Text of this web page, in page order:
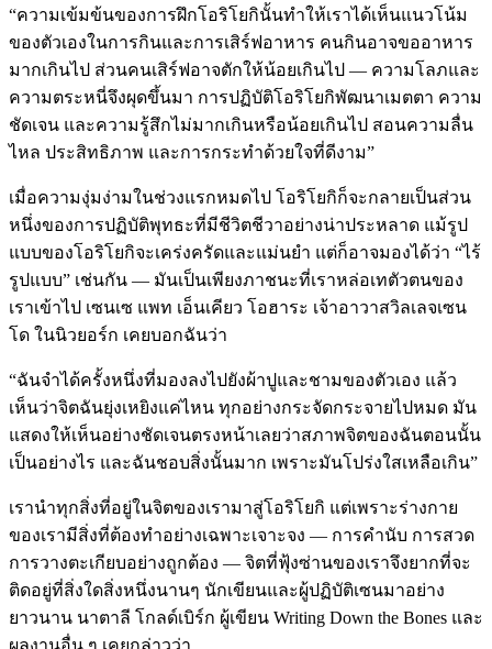
“ความเข้มข้นของการฝึกโอริโยกินั้นทำให้เราได้เห็นแนวโน้ม
ของตัวเองในการกินและการเสิร์ฟอาหาร คนกินอาจขออาหาร
มากเกินไป ส่วนคนเสิร์ฟอาจตักให้น้อยเกินไป — ความโลภและ
ความตระหนี่จึงผุดขึ้นมา การปฏิบัติโอริโยกิพัฒนาเมตตา ความ
ชัดเจน และความรู้สึกไม่มากเกินหรือน้อยเกินไป สอนความลื่น
ไหล ประสิทธิภาพ และการกระทำด้วยใจที่ดีงาม”
เมื่อความงุ่มง่ามในช่วงแรกหมดไป โอริโยกิก็จะกลายเป็นส่วน
หนึ่งของการปฏิบัติพุทธะที่มีชีวิตชีวาอย่างน่าประหลาด แม้รูป
แบบของโอริโยกิจะเคร่งครัดและแม่นยำ แต่ก็อาจมองได้ว่า “ไร้
รูปแบบ” เช่นกัน — มันเป็นเพียงภาชนะที่เราหล่อเทตัวตนของ
เราเข้าไป เซนเซ แพท เอ็นเคียว โอฮาระ เจ้าอาวาสวิลเลจเซน
โด ในนิวยอร์ก เคยบอกฉันว่า
“ฉันจำได้ครั้งหนึ่งที่มองลงไปยังผ้าปูและชามของตัวเอง แล้ว
เห็นว่าจิตฉันยุ่งเหยิงแค่ไหน ทุกอย่างกระจัดกระจายไปหมด มัน
แสดงให้เห็นอย่างชัดเจนตรงหน้าเลยว่าสภาพจิตของฉันตอนนั้น
เป็นอย่างไร และฉันชอบสิ่งนั้นมาก เพราะมันโปร่งใสเหลือเกิน”
เรานำทุกสิ่งที่อยู่ในจิตของเรามาสู่โอริโยกิ แต่เพราะร่างกาย
ของเรามีสิ่งที่ต้องทำอย่างเฉพาะเจาะจง — การคำนับ การสวด
การวางตะเกียบอย่างถูกต้อง — จิตที่ฟุ้งซ่านของเราจึงยากที่จะ
ติดอยู่ที่สิ่งใดสิ่งหนึ่งนานๆ นักเขียนและผู้ปฏิบัติเซนมาอย่าง
ยาวนาน นาตาลี โกลด์เบิร์ก ผู้เขียน Writing Down the Bones และ
ผลงานอื่น ๆ เคยกล่าวว่า